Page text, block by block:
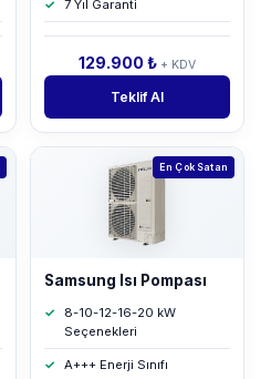
7 Yıl Garanti
129.900 ₺ + KDV
Teklif Al
En Çok Satan
Samsung Isı Pompası
8-10-12-16-20 kW
Seçenekleri
A+++ Enerji Sınıfı